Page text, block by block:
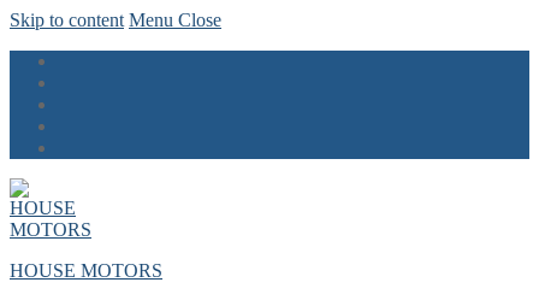
Skip to content Menu Close
HOUSE MOTORS